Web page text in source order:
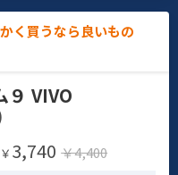
く買うなら良いもの
９ VIVO
￥ 3,740 ￥4,400